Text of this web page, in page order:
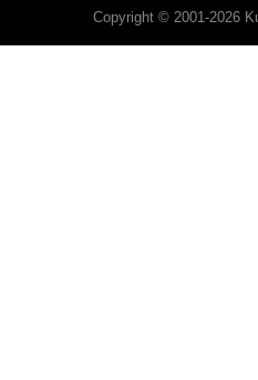
Copyright © 2001-2026